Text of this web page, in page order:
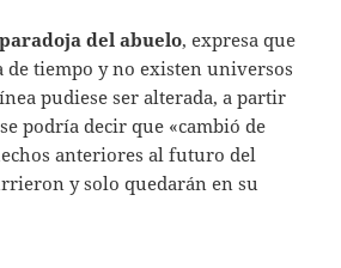
paradoja del abuelo, expresa que
de tiempo y no existen universos
pudiese ser alterada, a partir
podría decir que «cambió de
anteriores al futuro del
y solo quedarán en su